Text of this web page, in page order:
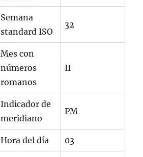
Semana
standard ISO
32
Mes con
números
romanos
II
Indicador de
meridiano
PM
Hora del día 03